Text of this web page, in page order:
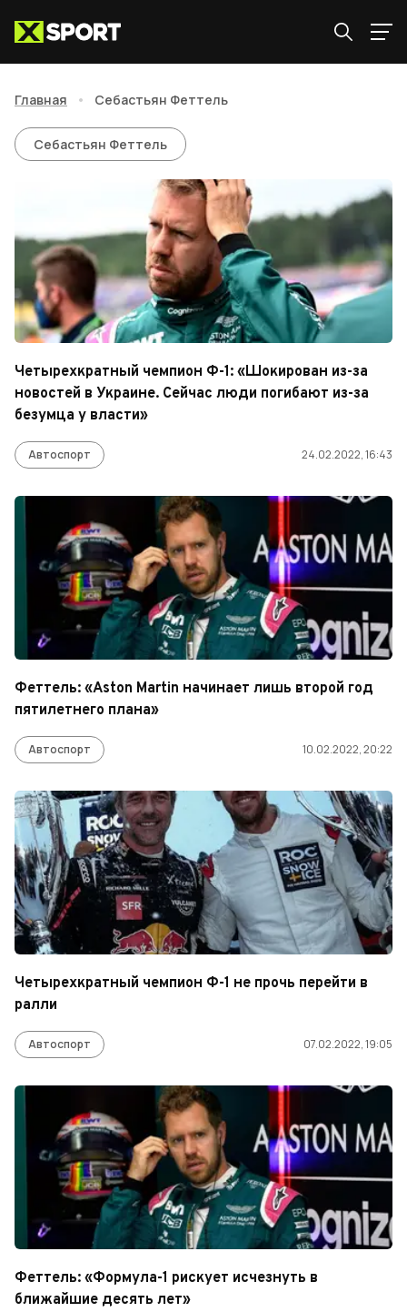
Главная • Себастьян Феттель
Себастьян Феттель
Себастьян Феттель
Четырехкратный чемпион Ф-1: «Шокирован из-за
новостей в Украине. Сейчас люди погибают из-за
безумца у власти»
Автоспорт 24.02.2022, 16:43
Феттель: «Aston Martin начинает лишь второй год
пятилетнего плана»
Автоспорт 10.02.2022, 20:22
Четырехкратный чемпион Ф-1 не прочь перейти в
ралли
Автоспорт 07.02.2022, 19:05
Феттель: «Формула-1 рискует исчезнуть в
ближайшие десять лет»